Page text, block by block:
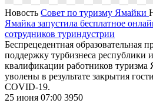
Новость Совет по туризму Ямайки
Ямайка запустила бесплатное
сотрудников туриндустрии
Беспрецедентная образовательная
поддержку турбизнеса республики
квалификации работников
уволены в результате закрытия
COVID-19.
25 июня 07:00 3950